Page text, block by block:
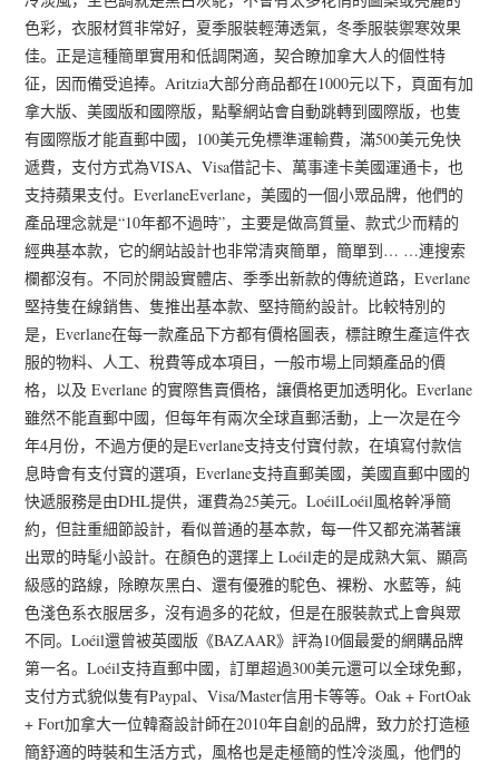
色彩，衣服材質非常好，夏季服裝輕薄透氣，冬季服裝禦寒效果
佳。正是這種簡單實用和低調閑適，契合瞭加拿大人的個性特
征，因而備受追捧。Aritzia大部分商品都在1000元以下，頁面有加
拿大版、美國版和國際版，點擊網站會自動跳轉到國際版，也隻
有國際版才能直郵中國，100美元免標準運輸費，滿500美元免快
遞費，支付方式為VISA、Visa借記卡、萬事達卡美國運通卡，也
支持蘋果支付。EverlaneEverlane，美國的一個小眾品牌，他們的
產品理念就是“10年都不過時”，主要是做高質量、款式少而精的
經典基本款，它的網站設計也非常清爽簡單，簡單到… …連搜索
欄都沒有。不同於開設實體店、季季出新款的傳統道路，Everlane
堅持隻在線銷售、隻推出基本款、堅持簡約設計。比較特別的
是，Everlane在每一款產品下方都有價格圖表，標註瞭生產這件衣
服的物料、人工、稅費等成本項目，一般市場上同類產品的價
格，以及 Everlane 的實際售賣價格，讓價格更加透明化。Everlane
雖然不能直郵中國，但每年有兩次全球直郵活動，上一次是在今
年4月份，不過方便的是Everlane支持支付寶付款，在填寫付款信
息時會有支付寶的選項，Everlane支持直郵美國，美國直郵中國的
快遞服務是由DHL提供，運費為25美元。LoéilLoéil風格幹凈簡
約，但註重細節設計，看似普通的基本款，每一件又都充滿著讓
出眾的時髦小設計。在顏色的選擇上 Loéil走的是成熟大氣、顯高
級感的路線，除瞭灰黑白、還有優雅的駝色、裸粉、水藍等，純
色淺色系衣服居多，沒有過多的花紋，但是在服裝款式上會與眾
不同。Loéil還曾被英國版《BAZAAR》評為10個最愛的網購品牌
第一名。Loéil支持直郵中國，訂單超過300美元還可以全球免郵，
支付方式貌似隻有Paypal、Visa/Master信用卡等等。Oak + FortOak
+ Fort加拿大一位韓裔設計師在2010年自創的品牌，致力於打造極
簡舒適的時裝和生活方式，風格也是走極簡的性冷淡風，他們的